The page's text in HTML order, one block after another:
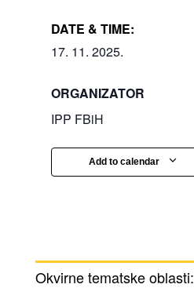
DATE & TIME:
17. 11. 2025.
ORGANIZATOR
IPP FBiH
Add to calendar
Okvirne tematske oblasti: